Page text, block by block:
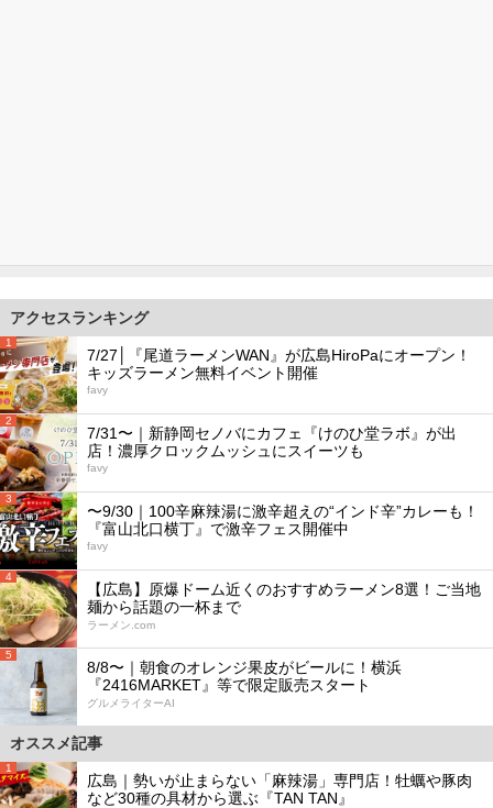
アクセスランキング
1
7/27│『尾道ラーメンWAN』が広島HiroPaにオープン！
キッズラーメン無料イベント開催
favy
2
7/31〜｜新静岡セノバにカフェ『けのひ堂ラボ』が出
店！濃厚クロックムッシュにスイーツも
favy
3
〜9/30｜100辛麻辣湯に激辛超えの“インド辛”カレーも！
『富山北口横丁』で激辛フェス開催中
favy
4
【広島】原爆ドーム近くのおすすめラーメン8選！ご当地
麺から話題の一杯まで
ラーメン.com
5
8/8〜｜朝食のオレンジ果皮がビールに！横浜
『2416MARKET』等で限定販売スタート
グルメライターAI
オススメ記事
1
広島｜勢いが止まらない「麻辣湯」専門店！牡蠣や豚肉
など30種の具材から選ぶ『TAN TAN』